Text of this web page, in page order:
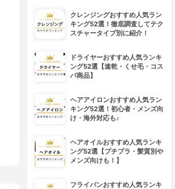
クレンジングおすすめ人気ラン
キング52選！徹底調査してテク
スチャータイプ別に紹介！
ドライヤーおすすめ人気ランキ
ング52選【速乾・くせ毛・コス
パ商品】
ヘアアイロンおすすめ人気ラン
キング52選！初心者・メンズ向
け・海外対応も♪
ヘアオイルおすすめ人気ランキ
ング52選【プチプラ・髪質別や
メンズ向けも！】
フライパンおすすめ人気ランキ